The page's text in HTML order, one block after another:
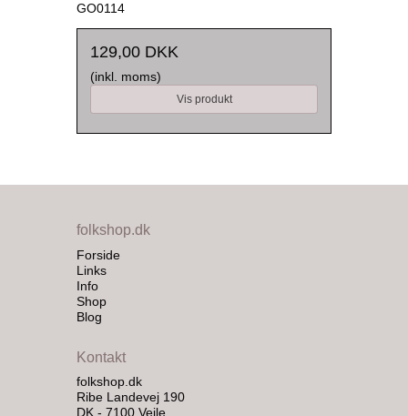
GO0114
129,00 DKK
(inkl. moms)
Vis produkt
folkshop.dk
Forside
Links
Info
Shop
Blog
Kontakt
folkshop.dk
Ribe Landevej 190
DK - 7100 Vejle